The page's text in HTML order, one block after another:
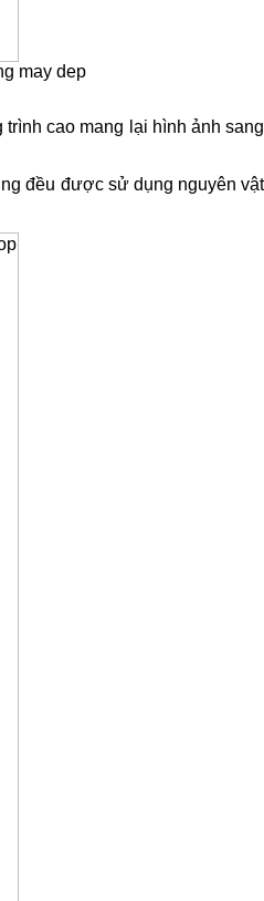
may dep
cao mang lại hình ảnh sang
đều được sử dụng nguyên vật